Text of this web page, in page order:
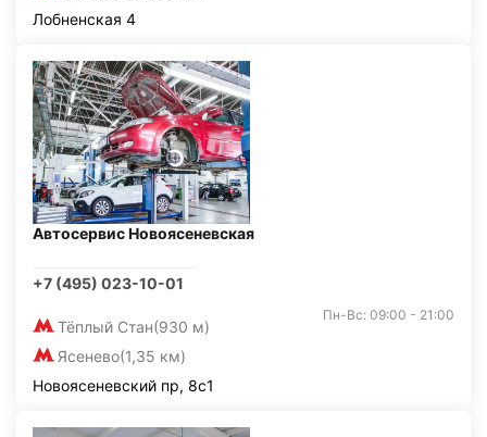
Лобненская 4
Автосервис Новоясеневская
+7 (495) 023-10-01
Тёплый Стан(930 м)
Ясенево(1,35 км)
Пн-Вс: 09:00 - 21:00
Новоясеневский пр, 8с1